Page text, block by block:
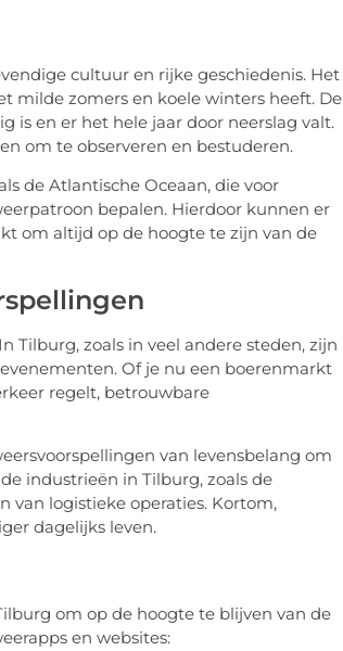
cultuur en rijke geschiedenis. Het
milde zomers en koele winters heeft. De
is en er het hele jaar door neerslag valt.
om te observeren en bestuderen.
de Atlantische Oceaan, die voor
bepalen. Hierdoor kunnen er
om altijd op de hoogte te zijn van de
Tilburg, zoals in veel andere steden, zijn
Of je nu een boerenmarkt
regelt, betrouwbare
van levensbelang om
industrieën in Tilburg, zoals de
van logistieke operaties. Kortom,
dagelijks leven.
om op de hoogte te blijven van de
en websites: